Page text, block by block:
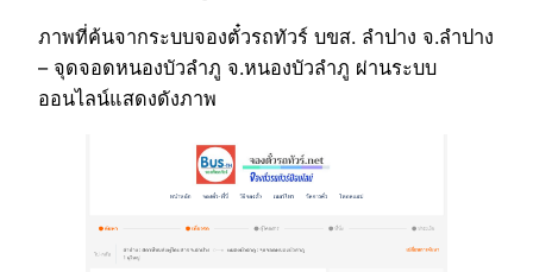
ภาพที่ค้นจากระบบจองตั๋วรถทัวร์ บขส. ลำปาง จ.ลำปาง
– จุดจอดหนองบัวลำภู จ.หนองบัวลำภู ผ่านระบบ
ออนไลน์แสดงดังภาพ